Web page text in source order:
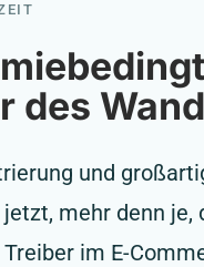
des
und
mehr denn je,
im E-